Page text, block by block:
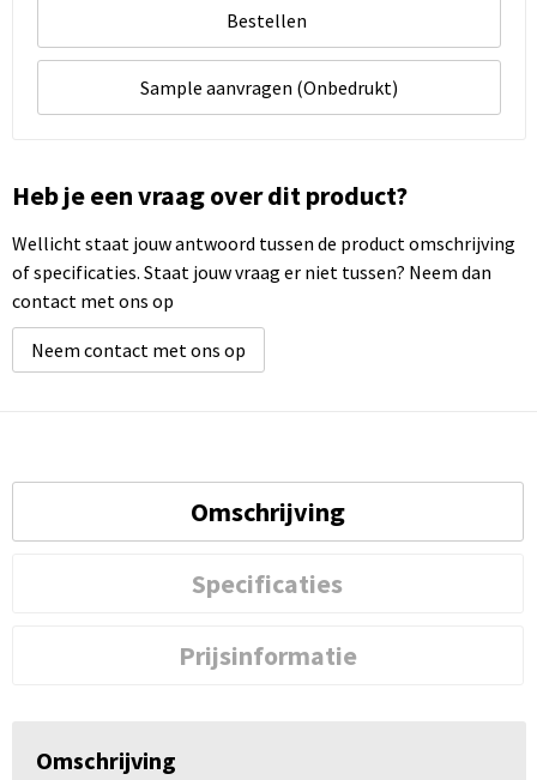
Bestellen
Sample aanvragen (Onbedrukt)
Heb je een vraag over dit product?
Wellicht staat jouw antwoord tussen de product omschrijving
of specificaties. Staat jouw vraag er niet tussen? Neem dan
contact met ons op
Neem contact met ons op
Omschrijving
Specificaties
Prijsinformatie
Omschrijving